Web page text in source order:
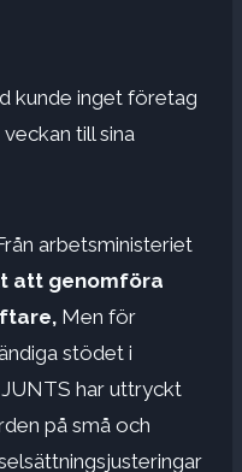
kunde inget företag
till sina
arbetsministeriet
att genomföra
Men för
stödet i
har uttryckt
på små och